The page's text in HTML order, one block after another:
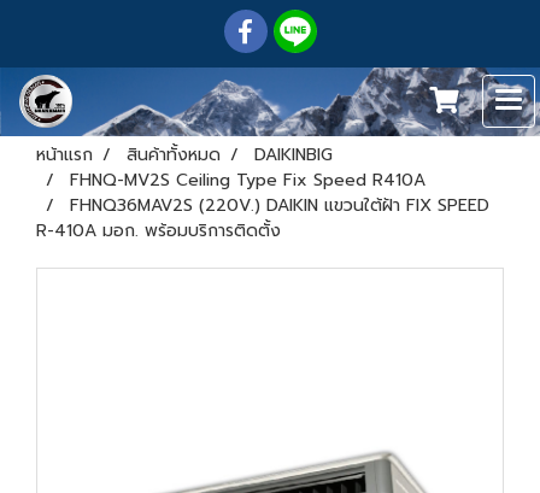
หน้าแรก สินค้าทั้งหมด
DAIKINBIG
FHNQ-MV2S Ceiling Type Fix Speed R410A
FHNQ36MAV2S (220V.) DAIKIN แขวนใต้ฝ้า FIX SPEED
R-410A มอก. พร้อมบริการติดตั้ง